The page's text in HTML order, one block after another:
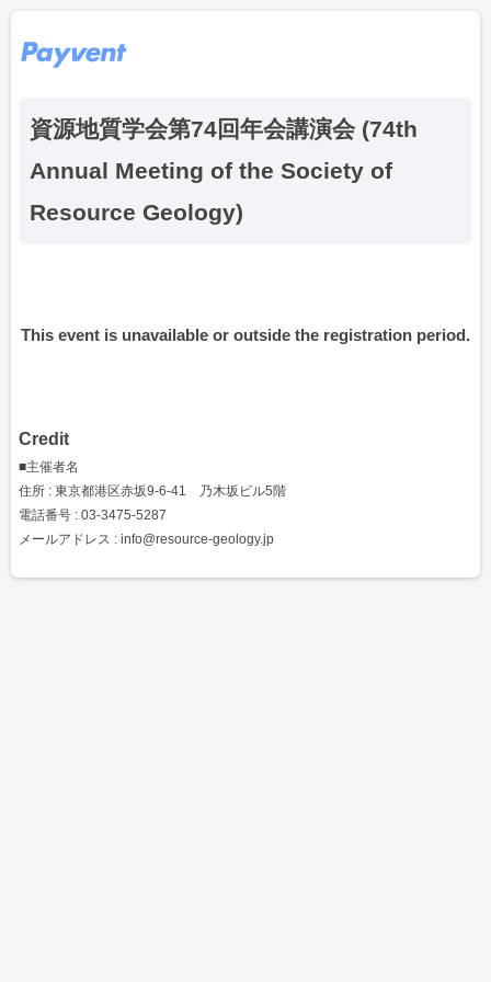
資源地質学会第74回年会講演会 (74th
Annual Meeting of the Society of
Resource Geology)
This event is unavailable or outside the registration period.
Credit
■主催者名
住所 : 東京都港区赤坂9-6-41 乃木坂ビル5階
電話番号 : 03-3475-5287
メールアドレス : info@resource-geology.jp